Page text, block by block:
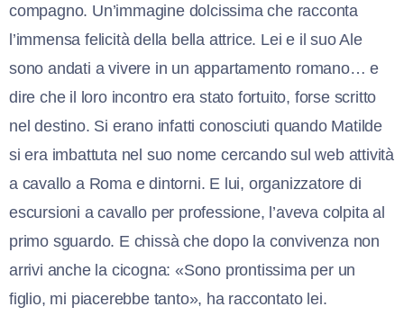
compagno. Un’immagine dolcissima che racconta
l’immensa felicità della bella attrice. Lei e il suo Ale
sono andati a vivere in un appartamento romano… e
dire che il loro incontro era stato fortuito, forse scritto
nel destino. Si erano infatti conosciuti quando Matilde
si era imbattuta nel suo nome cercando sul web attività
a cavallo a Roma e dintorni. E lui, organizzatore di
escursioni a cavallo per professione, l’aveva colpita al
primo sguardo. E chissà che dopo la convivenza non
arrivi anche la cicogna: «Sono prontissima per un
figlio, mi piacerebbe tanto», ha raccontato lei.